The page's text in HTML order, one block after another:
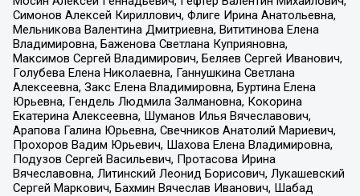
Симонов Алексей Кириллович, Флиге Ирина Анатольевна,
Мельникова Валентина Дмитриевна, Вититинова Елена
Владимировна, Баженова Светлана Куприяновна,
Максимов Сергей Владимирович, Беляев Сергей Иванович,
Голубева Елена Николаевна, Ганнушкина Светлана
Алексеевна, Закс Елена Владимировна, Буртина Елена
Юрьевна, Гендель Людмила Залмановна, Кокорина
Екатерина Алексеевна, Шуманов Илья Вячеславович,
Арапова Галина Юрьевна, Свечников Анатолий Мариевич,
Прохоров Вадим Юрьевич, Шахова Елена Владимировна,
Подузов Сергей Васильевич, Протасова Ирина
Вячеславовна, Литинский Леонид Борисович, Лукашевский
Сергей Маркович, Бахмин Вячеслав Иванович, Шабад